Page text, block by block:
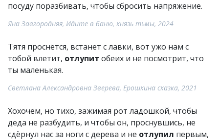
посуду поразбивать, чтобы сбросить напряжение.
Яна Завгородняя, Идите в баню, князь тьмы, 2024
Тятя проснётся, встанет с лавки, вот ужо нам с
тобой влетит, отлупит обеих и не посмотрит, что
ты маленькая.
Светлана Александровна Зверева, Ерошкина сказка, 2021
Хохочем, но тихо, зажимая рот ладошкой, чтобы
деда не разбудить, и чтобы он, проснувшись, не
сдёрнул нас за ноги с дерева и не отлупил первым,